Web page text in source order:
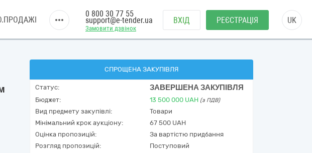
Замовити дзвінок
0 800 30 77 55
support@e-tender.ua ВХІД РЕЄСТРАЦІЯ UK
СПРОЩЕНА ЗАКУПІВЛЯ
Статус: ЗАВЕРШЕНА ЗАКУПІВЛЯ
Бюджет: 13 500 000 UAH (з ПДВ)
Вид предмету закупівлі:
Товари
Мінімальний крок аукціону:
67 500 UAH
Оцінка пропозицій:
За вартістю придбання
Розгляд пропозицій:
Поступовий